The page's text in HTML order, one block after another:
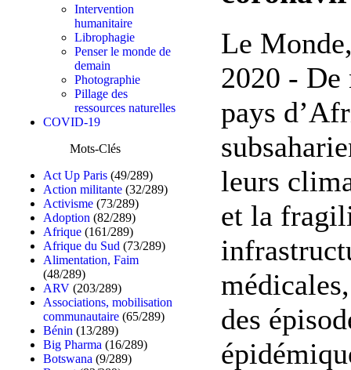
Intervention
humanitaire
Librophagie
Penser le monde de
demain
Photographie
Pillage des
ressources naturelles
COVID-19
Mots-Clés
Act Up Paris (49/289)
Action militante (32/289)
Activisme (73/289)
Adoption (82/289)
Afrique (161/289)
Afrique du Sud (73/289)
Alimentation, Faim
(48/289)
ARV (203/289)
Associations, mobilisation
communautaire (65/289)
Bénin (13/289)
Big Pharma (16/289)
Botswana (9/289)
Le
2020 - De
pays
leurs
et la
des